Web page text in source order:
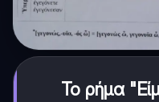
Το ρήμα